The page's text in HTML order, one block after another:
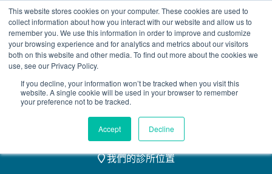
This website stores cookies on your computer. These cookies are used to
collect information about how you interact with our website and allow us to
remember you. We use this information in order to improve and customize
your browsing experience and for analytics and metrics about our visitors
both on this website and other media. To find out more about the cookies we
use, see our Privacy Policy.
If you decline, your information won’t be tracked when you visit this
website. A single cookie will be used in your browser to remember
your preference not to be tracked.
Accept Decline
Skip
to
content
2155 9055
預約
我們的醫護團隊
我們的診所位置